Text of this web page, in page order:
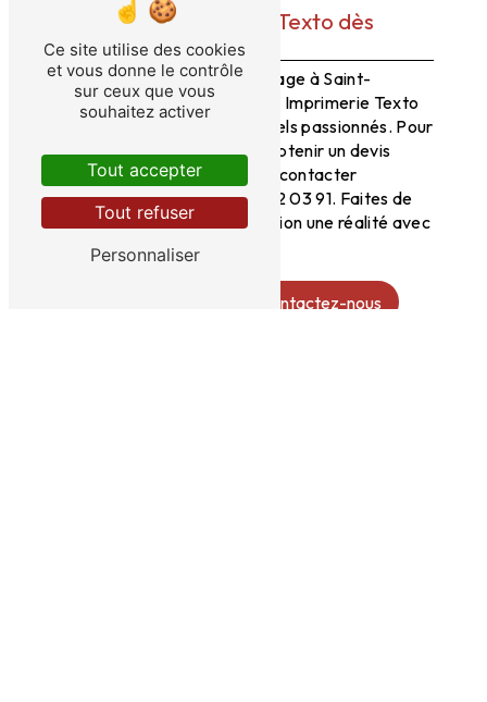
Contactez Imprimerie Texto dès
aujourd'hui !
Pour tous vos projets de flocage à Saint-
Victurnien, faites confiance à Imprimerie Texto
et son équipe de professionnels passionnés. Pour
plus d'informations ou pour obtenir un devis
personnalisé, n'hésitez pas à contacter
Imprimerie Texto au 05 55 02 03 91. Faites de
votre projet de personnalisation une réalité avec
Imprimerie Texto !
Contactez-nous
Ce site utilise des cookies
et vous donne le contrôle
sur ceux que vous
souhaitez activer
Tout accepter
Tout refuser
Personnaliser